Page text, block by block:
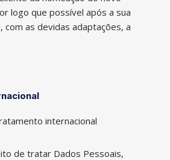
logo que possível após a sua
com as devidas adaptações, a
internacional
de tratar Dados Pessoais,